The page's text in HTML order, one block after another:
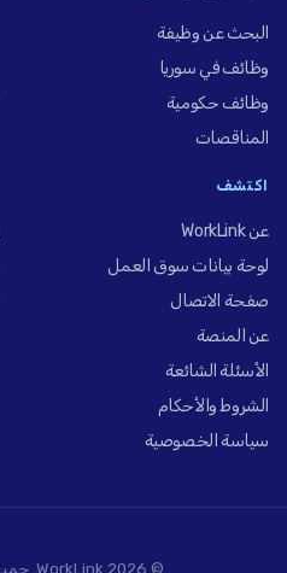
البحث عن وظيفة
وظائف في سوريا
وظائف حكومية
المناقصات
اكتشف
عن WorkLink
لوحة بيانات سوق العمل
صفحة الاتصال
عن المنصة
الأسئلة الشائعة
الشروط والأحكام
سياسة الخصوصية
© 2026 WorkLink. جميع الحقوق محفوظة.